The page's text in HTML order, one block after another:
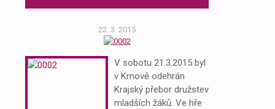
22. 3. 2015
V sobotu 21.3.2015 byl
v Krnově odehrán
Krajský přebor družstev
mladších žáků. Ve hře